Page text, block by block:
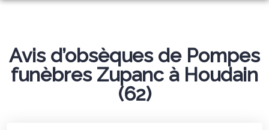
ORGANISER DES OBSÈQUES
PRÉVOIR SES OBSÈQUES
NOS AGENCES
ANAFLEURS
ESPACES HOMMAGES
Avis d’obsèques de Pompes
funèbres Zupanc à Houdain
(62)